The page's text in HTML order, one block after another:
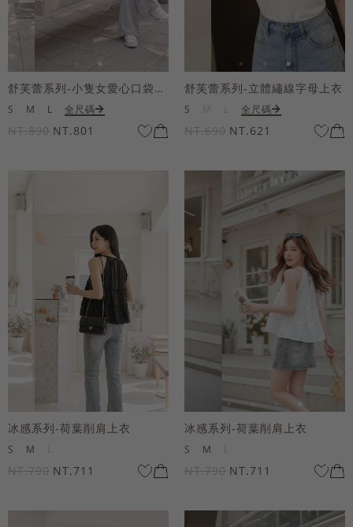
舒芙蕾系列-小隻女愛心口袋寬褲
S M L 全尺碼
NT.890 NT.801
舒芙蕾系列-立體繡線字母上衣
S 全尺碼
NT.690 NT.621
冰感系列-荷葉削肩上衣
S M
NT.790 NT.711
冰感系列-荷葉削肩上衣
S M
NT.790 NT.711